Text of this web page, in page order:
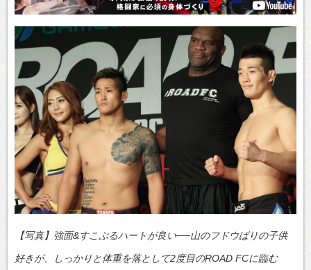
【写真】強面&すこぶるハートが良い──山のフドウばりの子供
好きが、しっかりと体重を落として2度目のROAD FCに臨む